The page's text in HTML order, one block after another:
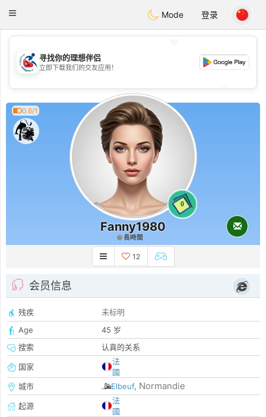
Handi Space
Toggle
Mode 登录
💖
💕
💕
寻找你的理想伴侣
立即下载我们的交友应用！
0.6/1
0
Fanny1980
長時間
12
会员信息
残疾
未标明
Age
45 岁
搜索
认真的关系
国家
法
國
城市
Elbeuf, Normandie
起源
法
國